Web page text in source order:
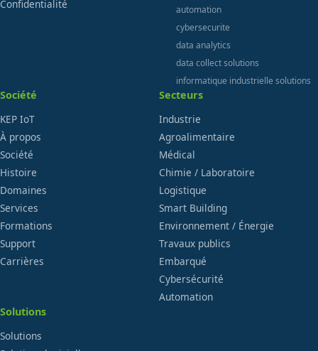
Confidentialité
automation
cybersecurite
data analytics
data collect solutions
informatique industrielle solutions
Société
KEP IoT
À propos
Société
Histoire
Domaines
Services
Formations
Support
Carrières
Secteurs
Industrie
Agroalimentaire
Médical
Chimie / Laboratoire
Logistique
Smart Building
Environnement / Énergie
Travaux publics
Embarqué
Cybersécurité
Automation
Solutions
Solutions